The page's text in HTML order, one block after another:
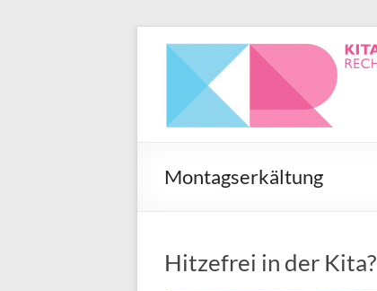
Montagserkältung
Hitzefrei in der Kita?